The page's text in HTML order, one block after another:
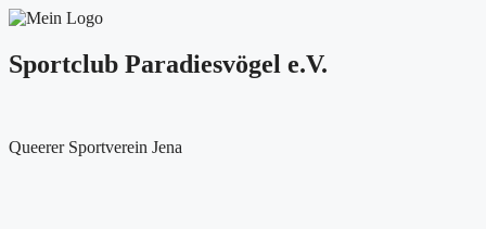
Sportclub Paradiesvögel e.V.
Queerer Sportverein Jena